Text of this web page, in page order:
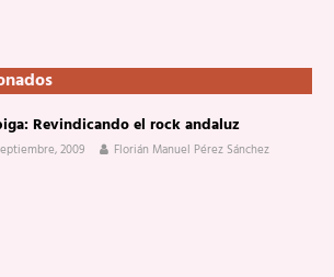
Revindicando el rock andaluz
2009 Florián Manuel Pérez Sánchez